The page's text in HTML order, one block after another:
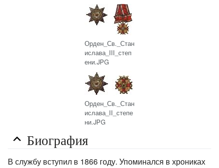
Орден_Св._Стан
ислава_III_степ
ени.JPG
Орден_Св._Стан
ислава_II_степе
ни.JPG
Биография
В службу вступил в 1866 году. Упоминался в хрониках